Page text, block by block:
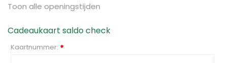
Toon alle openingstijden
Cadeaukaart saldo check
Kaartnummer: *